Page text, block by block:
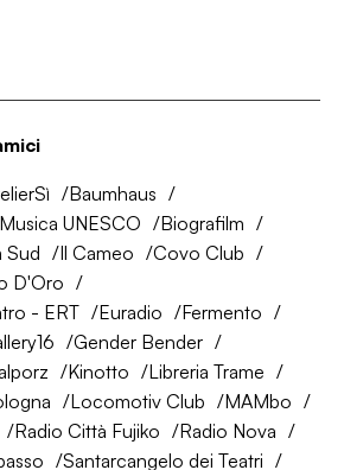
Baumhaus
UNESCO
Biografilm
Sud Il Cameo
Covo Club
D'Oro
- ERT
Euradio
Fermento
Gender Bender
Kinotto
Libreria Trame
Locomotiv Club
MAMbo
Radio Città Fujiko
Radio Nova
Santarcangelo dei Teatri